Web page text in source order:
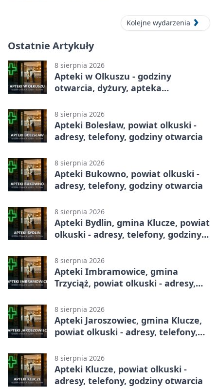
Kolejne wydarzenia
Ostatnie Artykuły
8 sierpnia 2026
Apteki w Olkuszu - godziny
otwarcia, dyżury, apteka
8 sierpnia 2026
Apteki Bolesław, powiat olkuski -
adresy, telefony, godziny otwarcia
8 sierpnia 2026
Apteki Bukowno, powiat olkuski -
adresy, telefony, godziny otwarcia
8 sierpnia 2026
Apteki Bydlin, gmina Klucze, powiat
olkuski - adresy, telefony, godziny
8 sierpnia 2026
Apteki Imbramowice, gmina
Trzyciąż, powiat olkuski - adresy,
8 sierpnia 2026
Apteki Jaroszowiec, gmina Klucze,
powiat olkuski - adresy, telefony,
8 sierpnia 2026
Apteki Klucze, powiat olkuski -
adresy, telefony, godziny otwarcia